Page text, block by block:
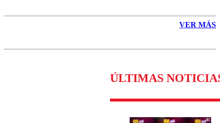
VER MÁS
ÚLTIMAS